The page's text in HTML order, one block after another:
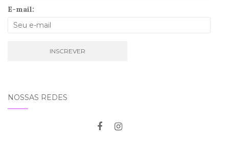
E-mail:
NOSSAS REDES